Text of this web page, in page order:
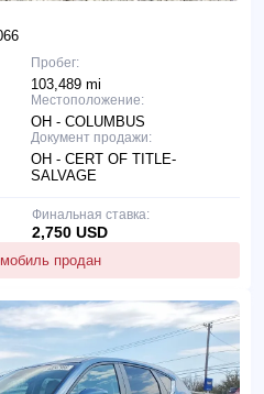
Пробег:
103,489 mi
Местоположение:
OH - COLUMBUS
Документ продажи:
OH - CERT OF TITLE-
SALVAGE
продан
Финальная ставка:
2,750 USD